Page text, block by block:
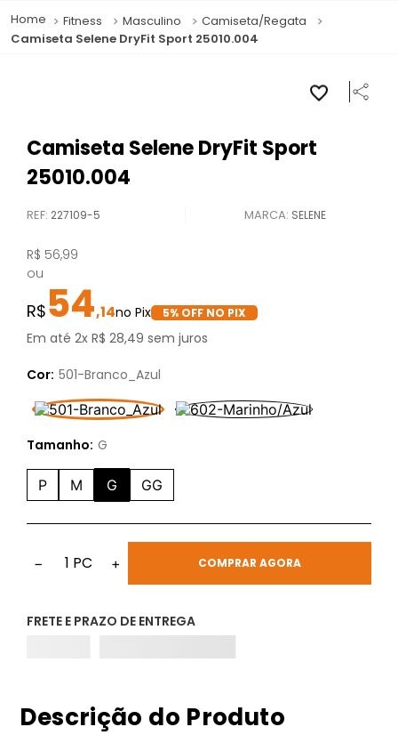
Fitness Masculino
Camiseta/Regata
Camiseta Selene DryFit Sport 25010.004
Camiseta Selene DryFit Sport
25010.004
REF: 227109-5 SELENE
R$ 56,99
ou
54,14 5% OFF NO PIX
Em até2xR$ 28,49 sem juros
Cor: 501-Branco_Azul
Tamanho: G
P M G GG
− 1 PC + COMPRAR AGORA
FRETE E PRAZO DE ENTREGA
Descrição do Produto